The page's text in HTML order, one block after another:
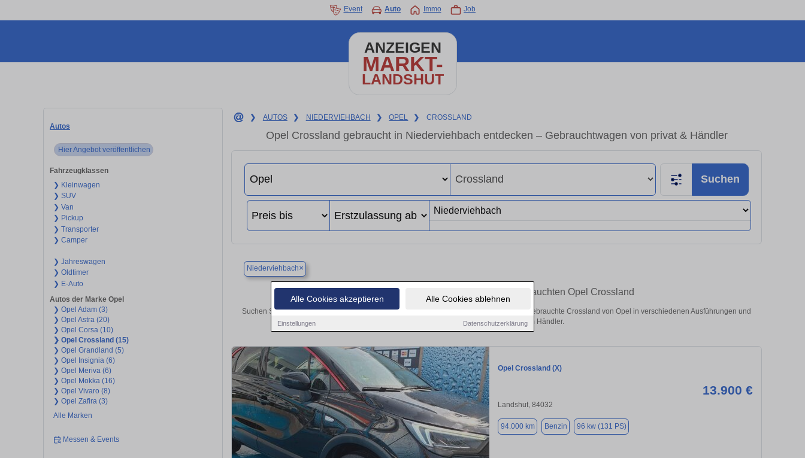
Alle Cookies akzeptieren Alle Cookies ablehnen
Einstellungen Datenschutzerklärung
Event Auto Immo Job
ANZEIGEN
MARKT-
LANDSHUT
Autos
Hier Angebot veröffentlichen
Fahrzeugklassen
❯ Kleinwagen
❯ SUV
❯ Van
❯ Pickup
❯ Transporter
❯ Camper
❯ Jahreswagen
❯ Oldtimer
❯ E-Auto
Autos der Marke Opel
❯ Opel Adam (3)
❯ Opel Astra (20)
❯ Opel Corsa (10)
❯ Opel Crossland (15)
❯ Opel Grandland (5)
❯ Opel Insignia (6)
❯ Opel Meriva (6)
❯ Opel Mokka (16)
❯ Opel Vivaro (8)
❯ Opel Zafira (3)
Alle Marken
Messen & Events
❯ AUTOS ❯ NIEDERVIEHBACH ❯ OPEL ❯ CROSSLAND
Opel Crossland gebraucht in Niederviehbach entdecken – Gebrauchtwagen von privat & Händler
Suchen
Niederviehbach×
Finden Sie in Niederviehbach Ihren gebrauchten Opel Crossland
Suchen Sie in Niederviehbach einen Opel Crossland Gebrauchtwagen? Entdecken Sie gebrauchte Crossland von Opel in verschiedenen Ausführungen und
Preisklassen von privat und vom Händler.
Opel Crossland (X)
13.900 €
Landshut, 84032
94.000 km Benzin 96 kw (131 PS)